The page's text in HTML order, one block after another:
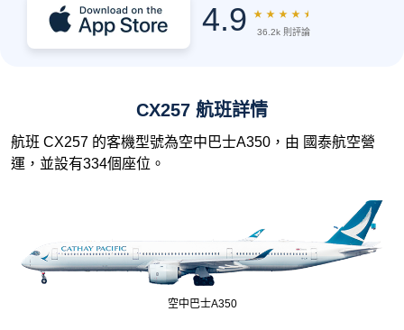
4.9 ★ ★ ★ ★ ★
36.2k 則評論
CX257 航班詳情
航班 CX257 的客機型號為空中巴士A350，由 國泰航空營
運，並設有334個座位。
空中巴士A350